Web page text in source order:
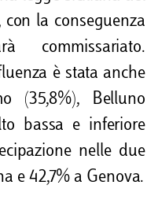
la conseguenza
è stata anche
(35,8%), Belluno
bassa e inferiore
nelle due
e 42,7% a Genova.